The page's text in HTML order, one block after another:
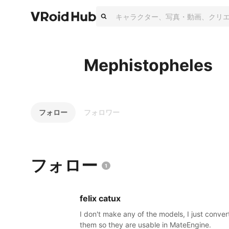
Mephistopheles
フォロー フォロワー
フォロー 1
felix catux
I don't make any of the models, I just
them so they are usable in MateEngine.